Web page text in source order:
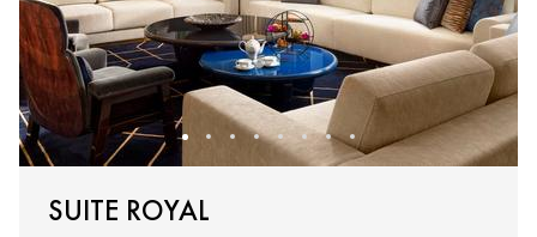
SUITE ROYAL